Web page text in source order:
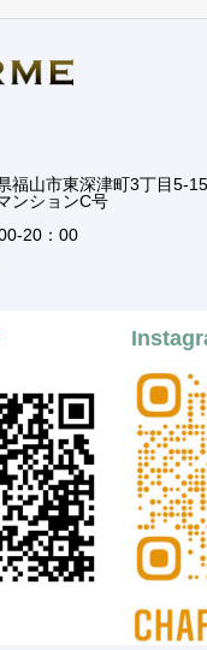
福山市東深津町3丁目5-15
ョンC号
20：00